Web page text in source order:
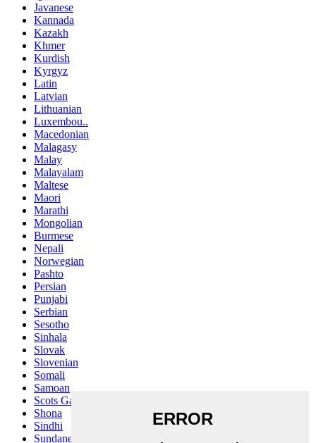
Javanese
Kannada
Kazakh
Khmer
Kurdish
Kyrgyz
Latin
Latvian
Lithuanian
Luxembou..
Macedonian
Malagasy
Malay
Malayalam
Maltese
Maori
Marathi
Mongolian
Burmese
Nepali
Norwegian
Pashto
Persian
Punjabi
Serbian
Sesotho
Sinhala
Slovak
Slovenian
Somali
Samoan
Scots Gaelic
Shona
Sindhi
Sundanese